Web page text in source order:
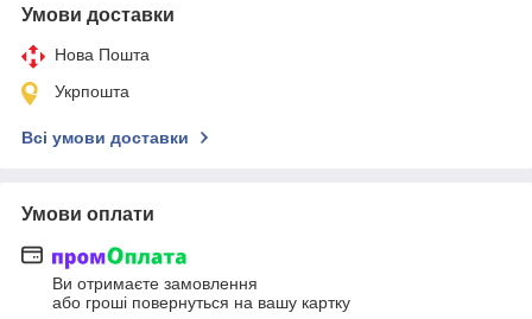
Умови доставки
Нова Пошта
Укрпошта
Всі умови доставки
Умови оплати
Ви отримаєте замовлення
або гроші повернуться на вашу картку